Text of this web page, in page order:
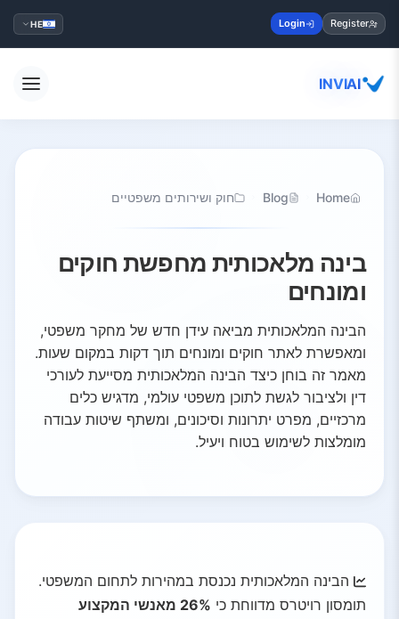
Register
Login
HE
INVIAI
Home
Blog חוק ושירותים משפטיים
בינה מלאכותית מחפשת חוקים
ומונחים
הבינה המלאכותית מביאה עידן חדש של מחקר משפטי,
ומאפשרת לאתר חוקים ומונחים תוך דקות במקום שעות.
מאמר זה בוחן כיצד הבינה המלאכותית מסייעת לעורכי
דין ולציבור לגשת לתוכן משפטי עולמי, מדגיש כלים
מרכזיים, מפרט יתרונות וסיכונים, ומשתף שיטות עבודה
מומלצות לשימוש בטוח ויעיל.
הבינה המלאכותית נכנסת במהירות לתחום המשפטי.
תומסון רויטרס מדווחת כי
26% מאנשי המקצוע